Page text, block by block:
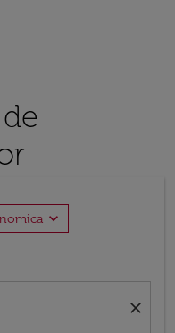
expand_more
close